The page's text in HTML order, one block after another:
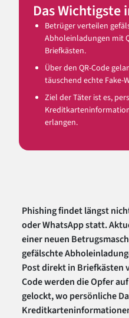
Das Wichtigste
Betrüger verteilen
Abholeinladungen mit
Briefkästen.
Über den QR-Code
täuschend echte Fake-
Ziel der Täter ist es,
erlangen.
Phishing findet längst
oder WhatsApp statt.
einer neuen
gefälschte
Post direkt in Briefkästen
Code werden die Opfer
gelockt, wo persönliche